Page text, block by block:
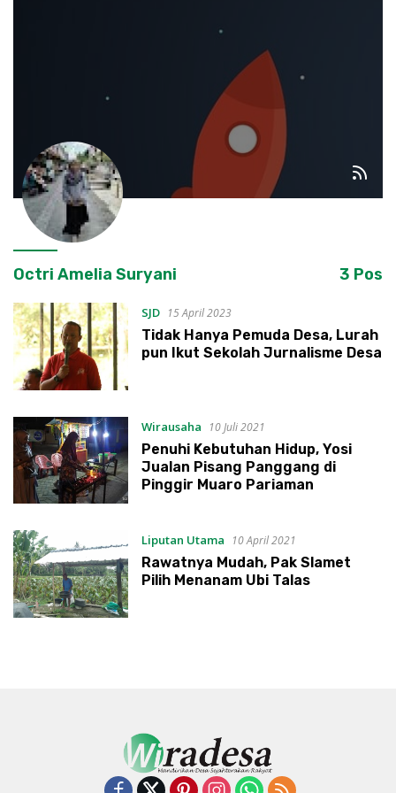
Octri Amelia Suryani 3 Pos
SJD 15 April 2023
Tidak Hanya Pemuda Desa, Lurah
pun Ikut Sekolah Jurnalisme Desa
Wirausaha 10 Juli 2021
Penuhi Kebutuhan Hidup, Yosi
Jualan Pisang Panggang di
Pinggir Muaro Pariaman
Liputan Utama 10 April 2021
Rawatnya Mudah, Pak Slamet
Pilih Menanam Ubi Talas